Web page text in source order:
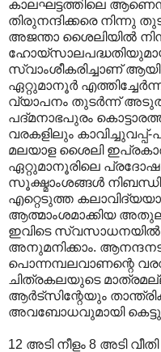
കാലഘട്ടത്തിലെ
തിരുനന്ദിക്കരെ
അജന്താ ശൈലിയില്‍
സ്വാംശീകരിച്ചാണ്
ഏറ്റുമാനൂര്‍
വ്യാപനം തുടര്‍ന്ന് അടുത്ത
പദ്മനാഭപുരം
വരകളിലും
മലയാള ശൈലി
ഏറ്റുമാനൂരിലെ
സൂക്ഷ്മാംശങ്ങള്‍‍
എറ്റെടുത്ത
ആത്മാംശമാക്കിയ
ഇവിടെ
അനുമനിക്കാം.
പൊന്നമ്പലവാണന്റെ
ചിത്രകലയുടെ
ആര്‍ട്സിന്റേയും
അവബോധവുമായി
12 അടി നീളം 8 അടി